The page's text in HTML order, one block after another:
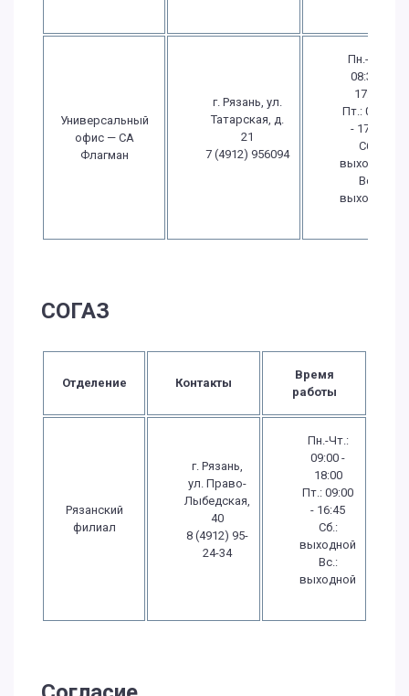
Универсальный
офис — СА
Флагман
г. Рязань, ул.
Татарская, д.
21
7 (4912) 956094
Пн.-Чт.:
08:30 -
17:30
Пт.: 08:30
- 17:30
Сб.:
выходной
Вс.:
выходной
СОГАЗ
Отделение Контакты
Время
работы
Рязанский
филиал
г. Рязань,
ул. Право-
Лыбедская,
40
8 (4912) 95-
24-34
Пн.-Чт.:
09:00 -
18:00
Пт.: 09:00
- 16:45
Сб.:
выходной
Вс.:
выходной